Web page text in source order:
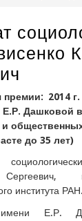
премии
2014 г.
Дашковой
и
до 35 лет)
Сергеевич,
института РАН.
Е.Р.